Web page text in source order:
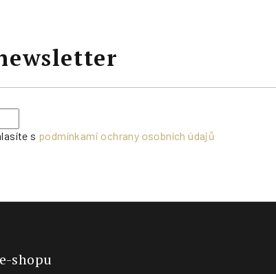
s podmínkami ochrany osobních údajů
shopu